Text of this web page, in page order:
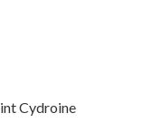
Cydroine